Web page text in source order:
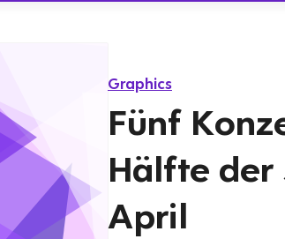
Graphics
Fünf
Hälfte der
April